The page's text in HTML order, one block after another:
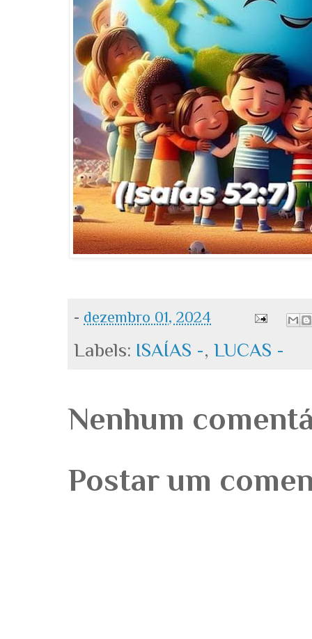
- dezembro 01, 2024
Labels: ISAÍAS -,LUCAS -
Nenhum
Postar um